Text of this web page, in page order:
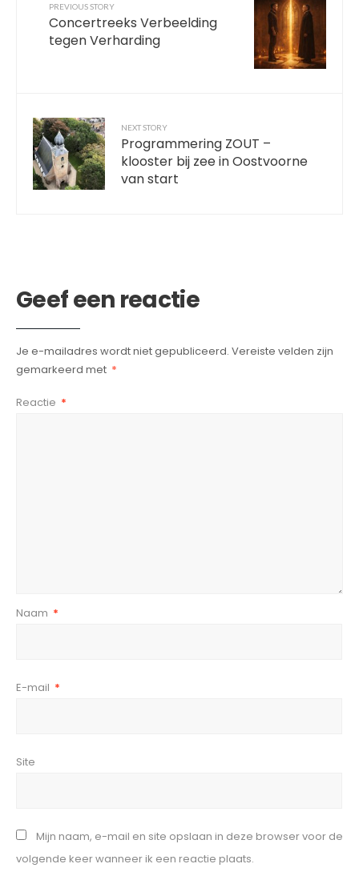
PREVIOUS STORY
Concertreeks Verbeelding
tegen Verharding
NEXT STORY
Programmering ZOUT –
klooster bij zee in Oostvoorne
van start
Geef een reactie
Je e-mailadres wordt niet gepubliceerd. Vereiste velden zijn
gemarkeerd met *
Reactie *
Naam *
E-mail *
Site
Mijn naam, e-mail en site opslaan in deze browser voor de
volgende keer wanneer ik een reactie plaats.